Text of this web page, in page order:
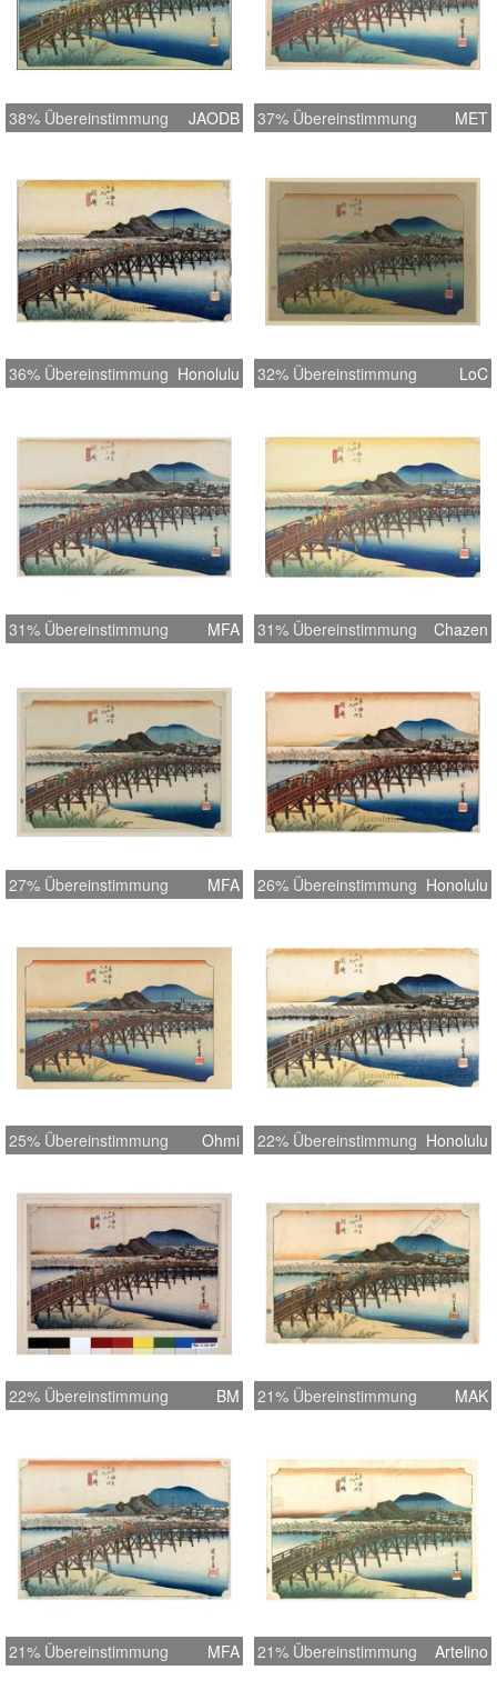
38% Übereinstimmung JAODB 37% Übereinstimmung MET
36% Übereinstimmung Honolulu 32% Übereinstimmung LoC
31% Übereinstimmung MFA 31% Übereinstimmung Chazen
27% Übereinstimmung MFA 26% Übereinstimmung Honolulu
25% Übereinstimmung Ohmi 22% Übereinstimmung Honolulu
22% Übereinstimmung BM 21% Übereinstimmung MAK
21% Übereinstimmung MFA 21% Übereinstimmung Artelino